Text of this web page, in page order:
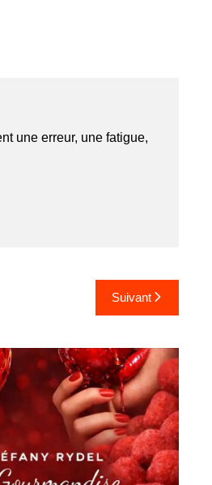
une erreur, une fatigue,
Suivant